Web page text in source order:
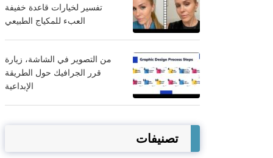
تفسير لخيارات قاعدة خفيفة
العبء للمكياج الطبيعي
من التصوير في الشاشة، زيارة
قرر الجرافيك حول الطريقة
الإبداعية
تصنيفات